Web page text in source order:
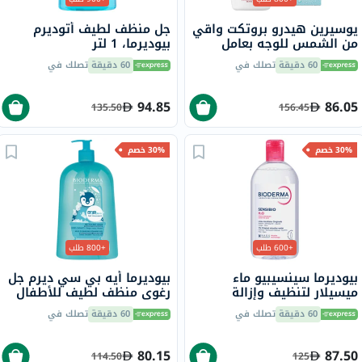
يوسيرين هيدرو بروتكت واقي
من الشمس للوجه بعامل
حماية 50+ سائل فائق الخفة،
50 مل 60 دقيقة تصلك في
86.05
156.45
جل منظف لطيف أتوديرم
بيوديرما، 1 لتر
60 دقيقة تصلك في
94.85
135.50
30% خصم
+600 طلب
بيوديرما سينسيبيو ماء
ميسيلار لتنظيف وإزالة
المكياج 500 مل60 دقيقة تصلك في
87.50
125
30% خصم
+800 طلب
بيوديرما أيه بي سي ديرم جل
رغوي منظف لطيف للأطفال
والرضع 1 لتر60 دقيقة تصلك في
80.15
114.50